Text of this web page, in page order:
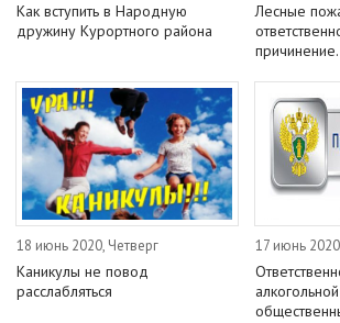
Как вступить в Народную
дружину Курортного района
Лесные
причинение.
18 июнь 2020, Четверг
Каникулы не повод
расслабляться
17 июнь